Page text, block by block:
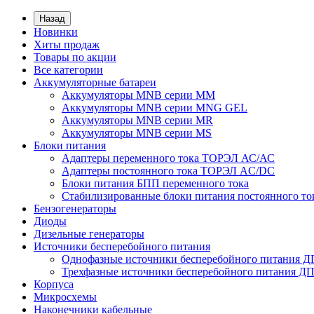
Назад
Новинки
Хиты продаж
Товары по акции
Все категории
Аккумуляторные батареи
Аккумуляторы MNB серии MM
Аккумуляторы MNB серии MNG GEL
Аккумуляторы MNB серии MR
Аккумуляторы MNB серии MS
Блоки питания
Адаптеры переменного тока ТОРЭЛ АС/АС
Адаптеры постоянного тока ТОРЭЛ AC/DC
Блоки питания БПП переменного тока
Стабилизированные блоки питания постоянного
Бензогенераторы
Диоды
Дизельные генераторы
Источники бесперебойного питания
Однофазные источники бесперебойного питания
Трехфазные источники бесперебойного питания
Корпуса
Микросхемы
Наконечники кабельные